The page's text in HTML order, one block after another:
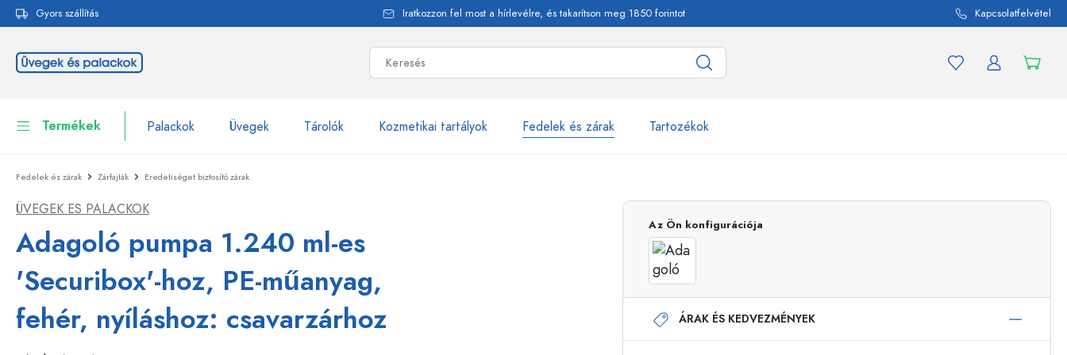
Ugrás a fő navigációhoz
Gyors szállítás Iratkozzon fel most a hírlevélre, és takarítson meg 1850 forintot Kapcsolatfelvétel
Termékek Palackok Üvegek Tárolók Kozmetikai tartályok Fedelek és zárak Tartozékok
Palackok
Tárolók
Edények
Kozmetikai tartályok
Összes megjelenítése Palackok
Palackok márka szerint
WECK-palackok
Palackok funkció szerint
Pipettás palackok
Airless adagolók
Roll-on palackok
A befőttes üvegekhez
Fedelek és zárak Zárfajták Eredetiséget biztosító zárak
ÜVEGEK ES PALACKOK
Adagoló pumpa 1.240 ml-es
'Securibox'-hoz, PE-műanyag,
fehér, nyíláshoz: csavarzárhoz
Az Ön konfigurációja
ÁRAK ÉS KEDVEZMÉNYEK